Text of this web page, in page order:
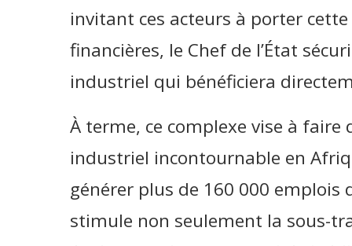
invitant ces acteurs à porter
financières, le Chef de l’État
industriel qui bénéficiera
À terme, ce complexe vise à
industriel incontournable en
générer plus de 160 000
stimule non seulement la sous-